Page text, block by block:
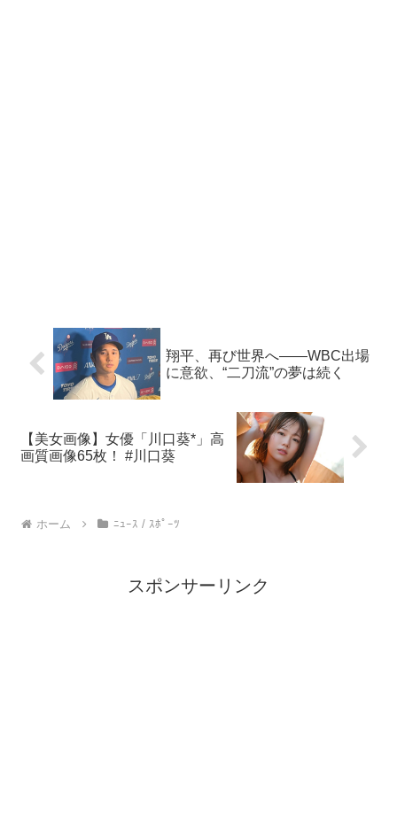
翔平、再び世界へ――WBC出場
に意欲、“二刀流”の夢は続く
【美女画像】女優「川口葵*」高
画質画像65枚！ #川口葵
ホーム ﾆｭｰｽ / ｽﾎﾟｰﾂ
スポンサーリンク